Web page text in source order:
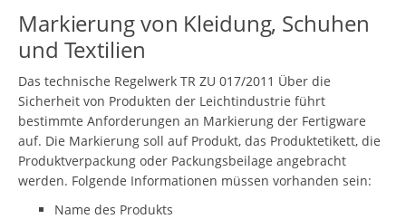
Markierung von Kleidung, Schuhen
und Textilien
Das technische Regelwerk TR ZU 017/2011 Über die
Sicherheit von Produkten der Leichtindustrie führt
bestimmte Anforderungen an Markierung der Fertigware
auf. Die Markierung soll auf Produkt, das Produktetikett, die
Produktverpackung oder Packungsbeilage angebracht
werden. Folgende Informationen müssen vorhanden sein:
Name des Produkts